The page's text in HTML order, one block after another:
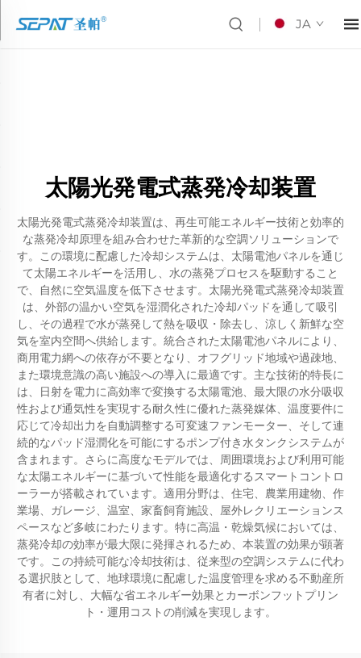
JA
太陽光発電式蒸発冷却装置
太陽光発電式蒸発冷却装置は、再生可能エネルギー技術と効率的
な蒸発冷却原理を組み合わせた革新的な空調ソリューションで
す。この環境に配慮した冷却システムは、太陽電池パネルを通じ
て太陽エネルギーを活用し、水の蒸発プロセスを駆動すること
で、自然に空気温度を低下させます。太陽光発電式蒸発冷却装置
は、外部の温かい空気を湿潤化された冷却パッドを通して吸引
し、その過程で水が蒸発して熱を吸収・除去し、涼しく新鮮な空
気を室内空間へ供給します。統合された太陽電池パネルにより、
商用電力網への依存が不要となり、オフグリッド地域や過疎地、
また環境意識の高い施設への導入に最適です。主な技術的特長に
は、日射を電力に高効率で変換する太陽電池、最大限の水分吸収
性および通気性を実現する耐久性に優れた蒸発媒体、温度要件に
応じて冷却出力を自動調整する可変速ファンモーター、そして連
続的なパッド湿潤化を可能にするポンプ付き水タンクシステムが
含まれます。さらに高度なモデルでは、周囲環境および利用可能
な太陽エネルギーに基づいて性能を最適化するスマートコントロ
ーラーが搭載されています。適用分野は、住宅、農業用建物、作
業場、ガレージ、温室、家畜飼育施設、屋外レクリエーションス
ペースなど多岐にわたります。特に高温・乾燥気候においては、
蒸発冷却の効率が最大限に発揮されるため、本装置の効果が顕著
です。この持続可能な冷却技術は、従来型の空調システムに代わ
る選択肢として、地球環境に配慮した温度管理を求める不動産所
有者に対し、大幅な省エネルギー効果とカーボンフットプリン
ト・運用コストの削減を実現します。